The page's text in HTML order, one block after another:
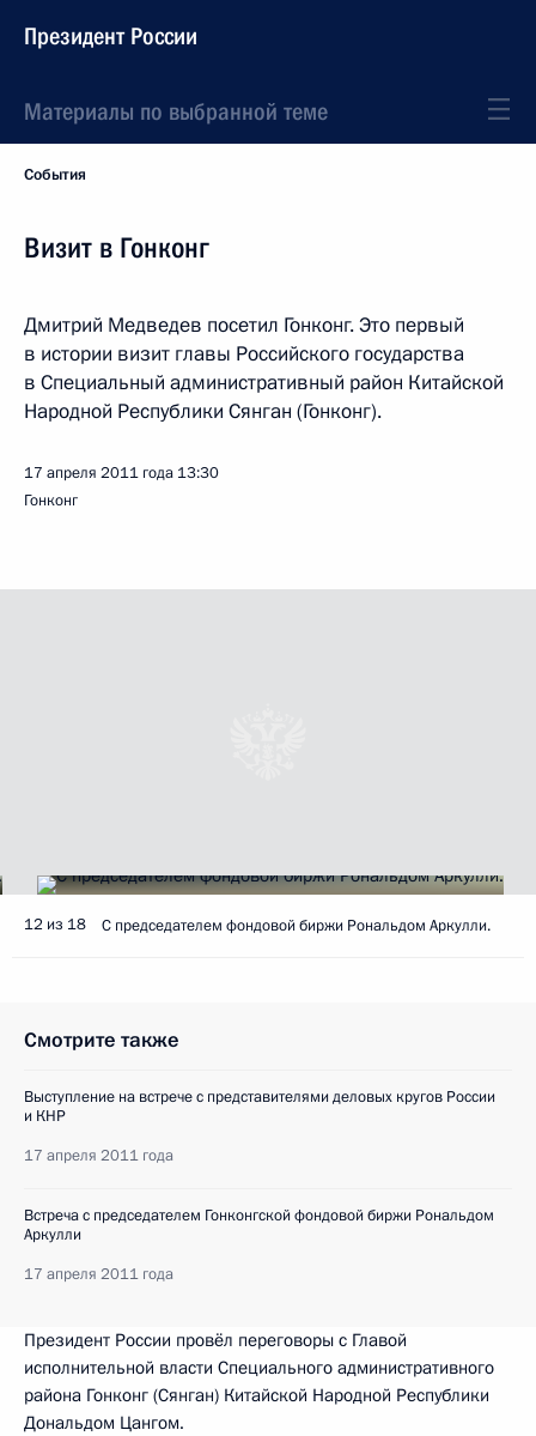
Президент России
Материалы по выбранной теме
События
Визит в Гонконг
Дмитрий Медведев посетил Гонконг. Это первый
в истории визит главы Российского государства
в Специальный административный район Китайской
Народной Республики Сянган (Гонконг).
17 апреля 2011 года 13:30
Гонконг
12 из 18 С председателем фондовой биржи Рональдом Аркулли.
Смотрите также
Выступление на встрече с представителями деловых кругов России
и КНР
17 апреля 2011 года
Встреча с председателем Гонконгской фондовой биржи Рональдом
Аркулли
17 апреля 2011 года
Президент России провёл переговоры с Главой
исполнительной власти Специального административного
района Гонконг (Сянган) Китайской Народной Республики
Дональдом Цангом.